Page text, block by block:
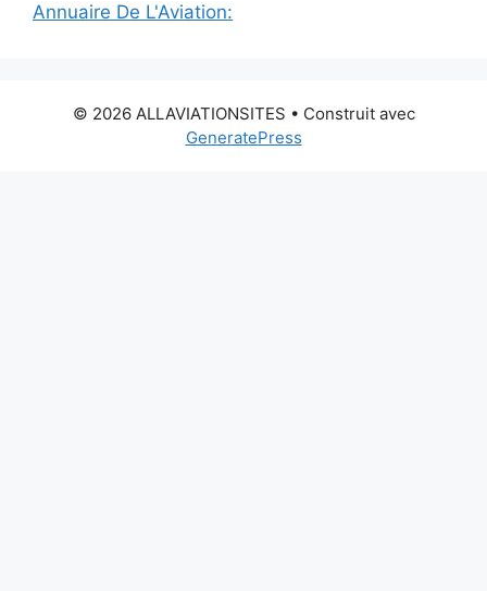
Annuaire De L'Aviation:
© 2026 ALLAVIATIONSITES • Construit avec
GeneratePress